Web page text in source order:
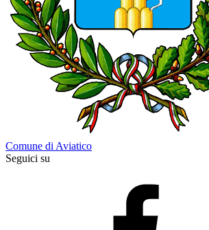
Comune di Aviatico
Seguici su